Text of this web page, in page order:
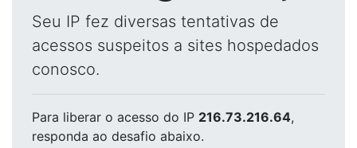
Seu IP fez diversas tentativas de
acessos suspeitos a sites hospedados
conosco.
Para liberar o acesso do IP 216.73.216.64,
responda ao desafio abaixo.